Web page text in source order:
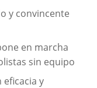
y convincente
en marcha
sin equipo
eficacia y